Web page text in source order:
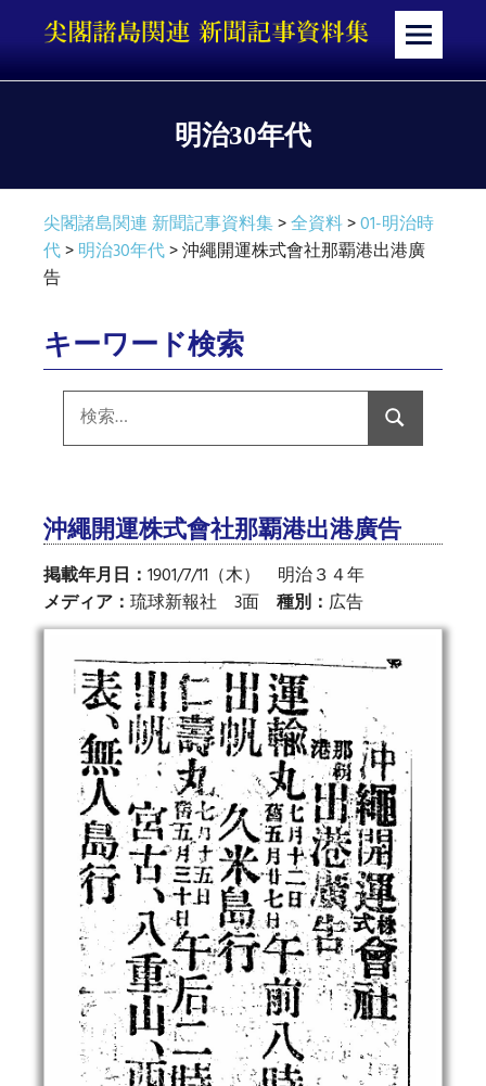
テ
メ
明治30年代
尖閣諸島関連 新聞記事資料集>全資料>01-明治時
代>明治30年代>沖繩開運株式會社那覇港出港廣
告
キーワード検索
索:
検
索
沖繩開運株式會社那覇港出港廣告
掲載年月日： 1901/7/11（木） 明治３４年
メディア： 琉球新報社 3面 種別： 広告